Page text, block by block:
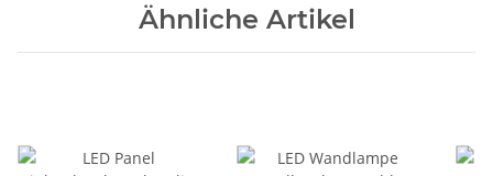
Ähnliche Artikel